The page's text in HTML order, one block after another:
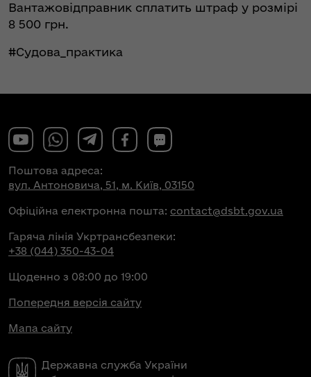
Вантажовідправник сплатить штраф у розмірі
8 500 грн.
#Судова_практика
Державна служба України
Поштова адреса:
вул. Антоновича, 51, м. Київ, 03150
Офіційна електронна пошта: contact@dsbt.gov.ua
Гаряча лінія Укртрансбезпеки:
+38 (044) 350-43-04
Щоденно з 08:00 до 19:00
Попередня версія сайту
Мапа сайту